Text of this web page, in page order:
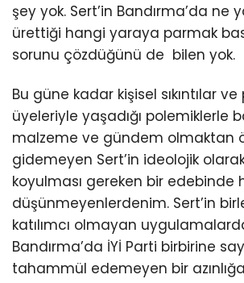
şey yok. Sert’in Bandırma’da ne
ürettiği hangi yaraya parmak
sorunu çözdüğünü de bilen yok.
Bu güne kadar kişisel sıkıntılar
üyeleriyle yaşadığı polemiklerle
malzeme ve gündem olmaktan
gidemeyen Sert’in ideolojik
koyulması gereken bir edebinde
düşünmeyenlerdenim. Sert’in
katılımcı olmayan
Bandırma’da İYİ Parti birbirine
tahammül edemeyen bir